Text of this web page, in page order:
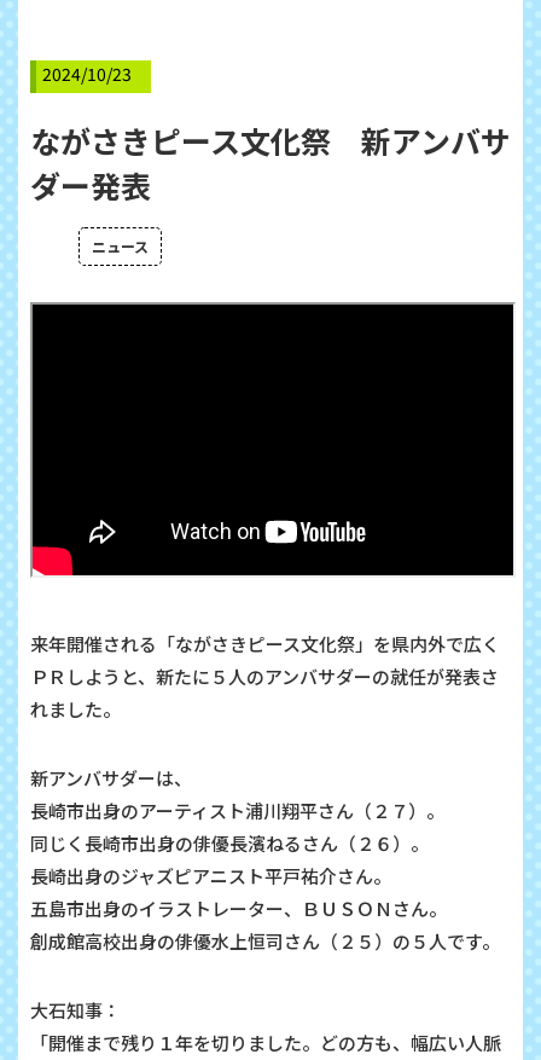
2024/10/23
ながさきピース文化祭 新アンバサ
ダー発表
ニュース
来年開催される「ながさきピース文化祭」を県内外で広く
ＰＲしようと、新たに５人のアンバサダーの就任が発表さ
れました。
新アンバサダーは、
長崎市出身のアーティスト浦川翔平さん（２７）。
同じく長崎市出身の俳優長濱ねるさん（２６）。
長崎出身のジャズピアニスト平戸祐介さん。
五島市出身のイラストレーター、ＢＵＳＯＮさん。
創成館高校出身の俳優水上恒司さん（２５）の５人です。
大石知事：
「開催まで残り１年を切りました。どの方も、幅広い人脈